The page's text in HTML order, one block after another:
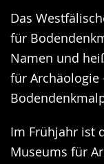
Das
für
Namen und
für Archäologie
Im Frühjahr ist
Museums für